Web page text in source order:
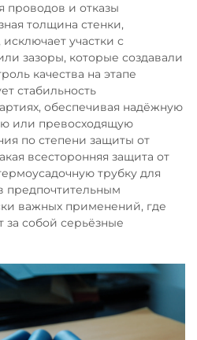
проводов и отказы
толщина стенки,
участки с
зазоры, которые создавали
качества на этапе
стабильность
обеспечивая надёжную
или превосходящую
по степени защиты от
всесторонняя защита от
трубку для
предпочтительным
важных применений, где
за собой серьёзные